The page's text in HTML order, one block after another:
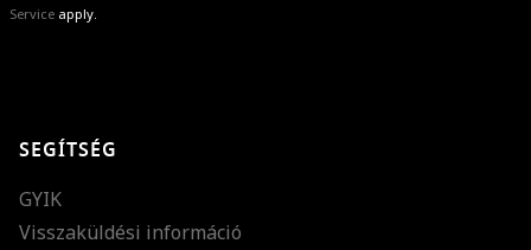
Service apply.
különleges ajánlatainkat és stílustippjeinket!
SEGÍTSÉG
GYIK
Visszaküldési információ